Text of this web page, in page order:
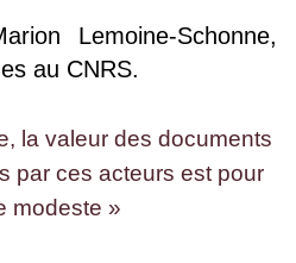
Lemoine-Schonne,
au CNRS.
la valeur des documents
par ces acteurs est pour
modeste »